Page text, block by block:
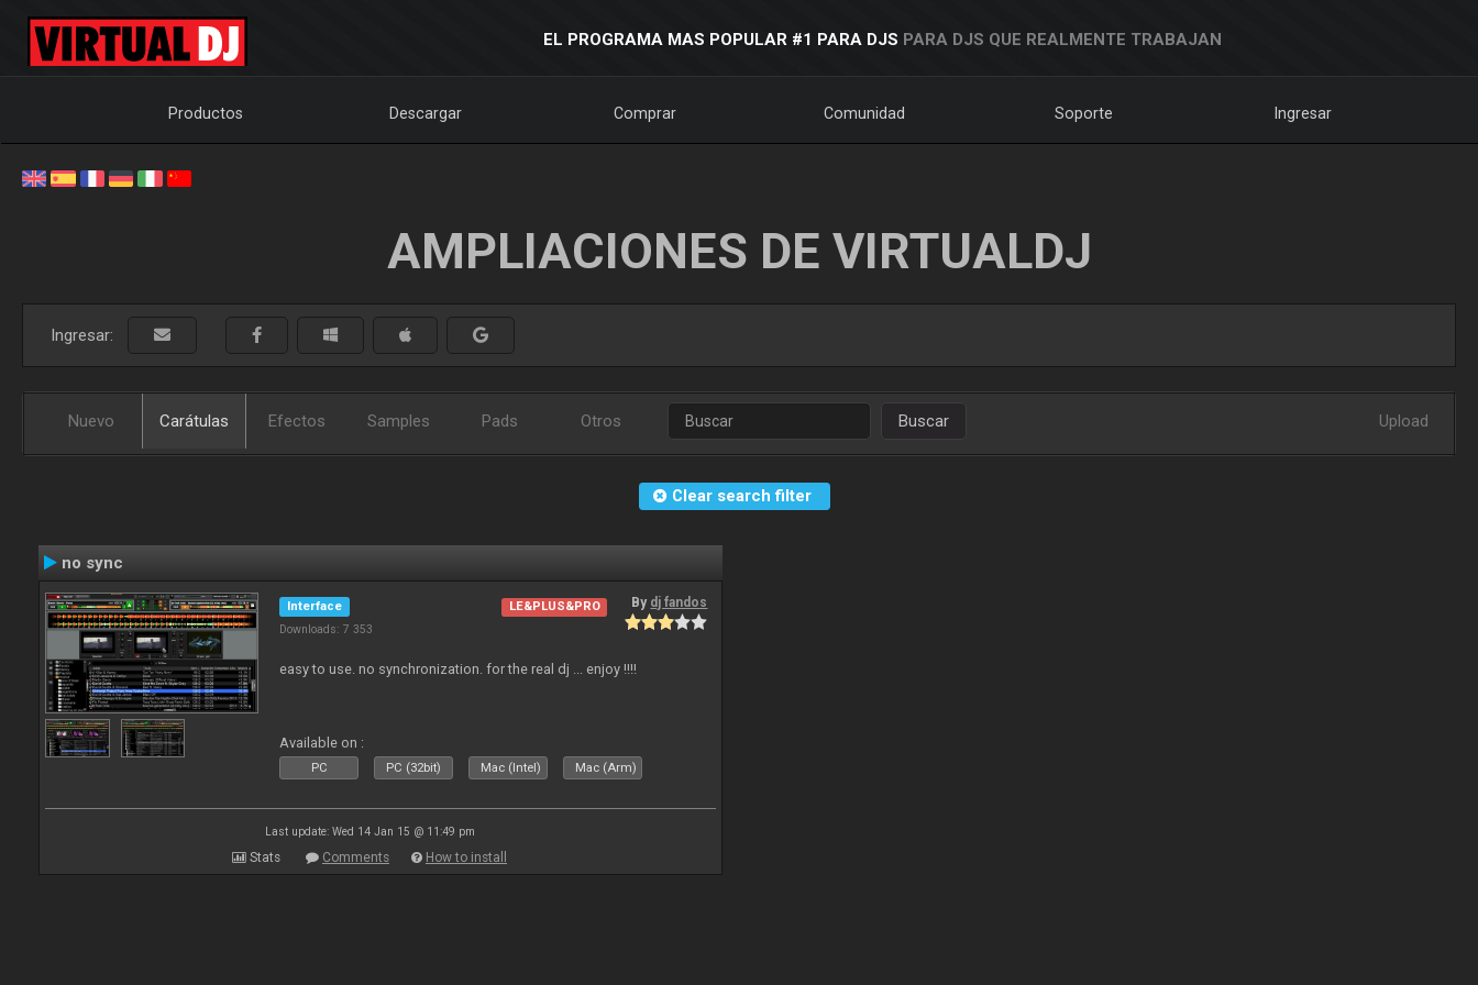
EL PROGRAMA MAS POPULAR #1 PARA DJS PARA DJS QUE REALMENTE TRABAJAN
Productos Descargar Comprar Comunidad Soporte Ingresar
AMPLIACIONES DE VIRTUALDJ
Ingresar:
Nuevo Carátulas Efectos Samples Pads Otros Buscar Upload
Clear search filter
no sync
Interface
Downloads: 7 353
LE&PLUS&PRO By dj fandos
easy to use. no synchronization. for the real dj ... enjoy !!!!
Available on :
PC PC (32bit) Mac (Intel) Mac (Arm)
Last update: Wed 14 Jan 15 @ 11:49 pm
Stats Comments How to install